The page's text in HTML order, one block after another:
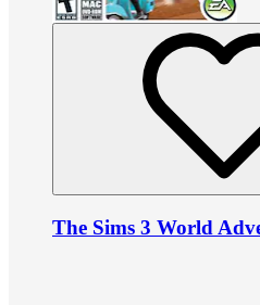
The Sims 3 World